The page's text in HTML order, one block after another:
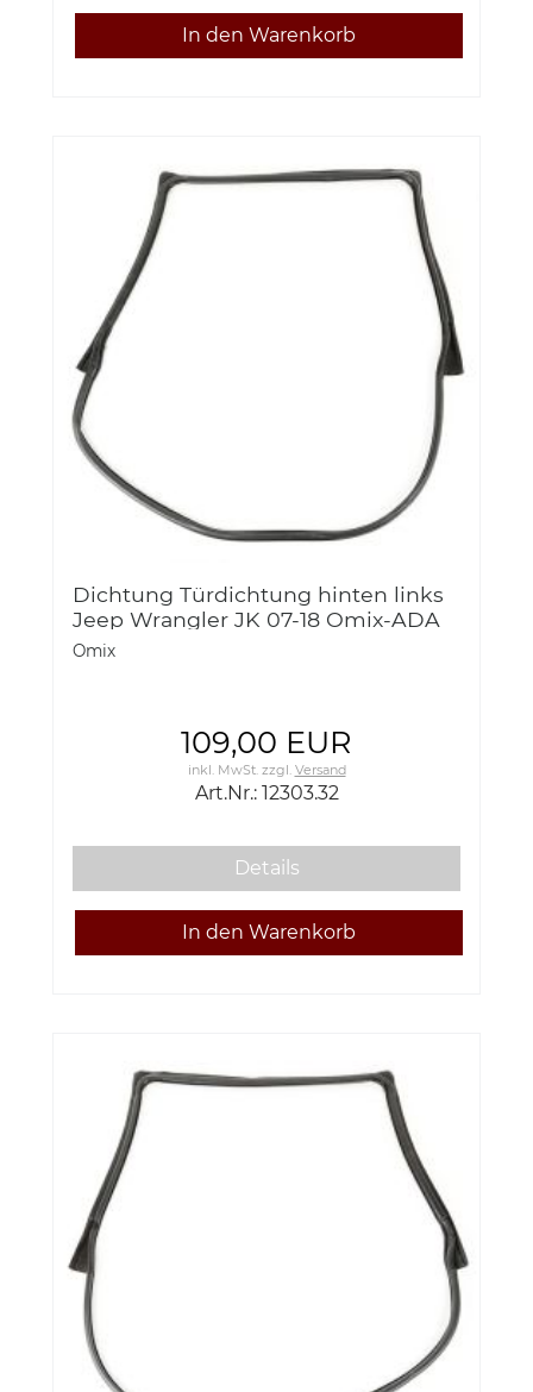
Dichtung Türdichtung hinten links
Jeep Wrangler JK 07-18 Omix-ADA
12303.32 Rear Full Door Seal, LH, 07-
Omix
109,00 EUR
inkl. MwSt.zzgl. Versand
Art.Nr.: 12303.32
Details